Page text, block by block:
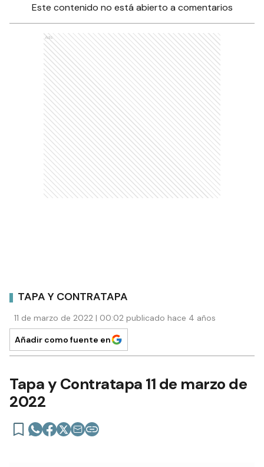
Este contenido no está abierto a comentarios
Ads
TAPA Y CONTRATAPA
11 de marzo de 2022 | 00:02 publicado hace 4 años
Añadir como fuente en
Tapa y Contratapa 11 de marzo de
2022